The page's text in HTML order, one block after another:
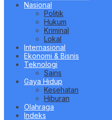
Nasional
Politik
Hukum
Kriminal
Lokal
Internasional
Ekonomi & Bisnis
Teknologi
Sains
Gaya Hidup
Kesehatan
Hiburan
Olahraga
Indeks